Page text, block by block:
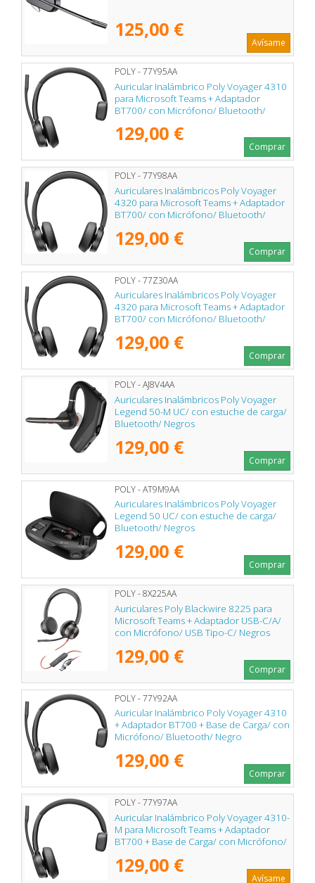
125,00 €
Avísame
POLY - 77Y95AA
Auricular Inalámbrico Poly Voyager 4310
para Microsoft Teams + Adaptador
BT700/ con Micrófono/ Bluetooth/
129,00 €
Comprar
POLY - 77Y98AA
Auriculares Inalámbricos Poly Voyager
4320 para Microsoft Teams + Adaptador
BT700/ con Micrófono/ Bluetooth/
129,00 €
Comprar
POLY - 77Z30AA
Auriculares Inalámbricos Poly Voyager
4320 para Microsoft Teams + Adaptador
BT700/ con Micrófono/ Bluetooth/
129,00 €
Comprar
POLY - AJ8V4AA
Auriculares Inalámbricos Poly Voyager
Legend 50-M UC/ con estuche de carga/
Bluetooth/ Negros
129,00 €
Comprar
POLY - AT9M9AA
Auriculares Inalámbricos Poly Voyager
Legend 50 UC/ con estuche de carga/
Bluetooth/ Negros
129,00 €
Comprar
POLY - 8X225AA
Auriculares Poly Blackwire 8225 para
Microsoft Teams + Adaptador USB-C/A/
con Micrófono/ USB Tipo-C/ Negros
129,00 €
Comprar
POLY - 77Y92AA
Auricular Inalámbrico Poly Voyager 4310
+ Adaptador BT700 + Base de Carga/ con
Micrófono/ Bluetooth/ Negro
129,00 €
Comprar
POLY - 77Y97AA
Auricular Inalámbrico Poly Voyager 4310-
M para Microsoft Teams + Adaptador
BT700 + Base de Carga/ con Micrófono/
129,00 €
Avísame